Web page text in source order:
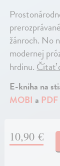
žánroch. No
modernej
hrdinu.Čítať
E-kniha na
MOBI a PDF
10,90 €